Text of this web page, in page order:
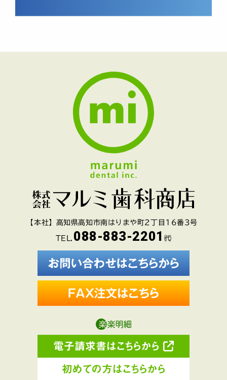
【本社】高知県高知市南はりまや町2丁目16番3号
TEL. 088-883-2201 ㈹
電子請求書はこちらから
初めての方はこちらから